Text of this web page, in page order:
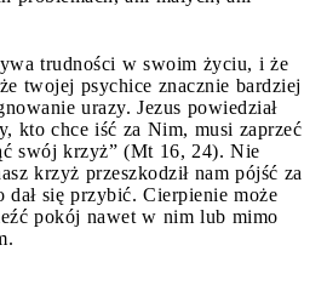
trudności w swoim życiu, i że
twojej psychice znacznie bardziej
urazy. Jezus powiedział
kto chce iść za Nim, musi zaprzeć
swój krzyż” (Mt 16, 24). Nie
krzyż przeszkodził nam pójść za
dał się przybić. Cierpienie może
pokój nawet w nim lub mimo